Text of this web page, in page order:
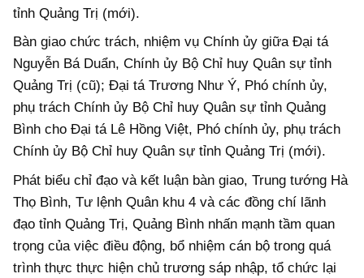
tỉnh Quảng Trị (mới).
Bàn giao chức trách, nhiệm vụ Chính ủy giữa Đại tá
Nguyễn Bá Duẩn, Chính ủy Bộ Chỉ huy Quân sự tỉnh
Quảng Trị (cũ); Đại tá Trương Như Ý, Phó chính ủy,
phụ trách Chính ủy Bộ Chỉ huy Quân sự tỉnh Quảng
Bình cho Đại tá Lê Hồng Việt, Phó chính ủy, phụ trách
Chính ủy Bộ Chỉ huy Quân sự tỉnh Quảng Trị (mới).
Phát biểu chỉ đạo và kết luận bàn giao, Trung tướng Hà
Thọ Bình, Tư lệnh Quân khu 4 và các đồng chí lãnh
đạo tỉnh Quảng Trị, Quảng Bình nhấn mạnh tầm quan
trọng của việc điều động, bổ nhiệm cán bộ trong quá
trình thực thực hiện chủ trương sáp nhập, tổ chức lại